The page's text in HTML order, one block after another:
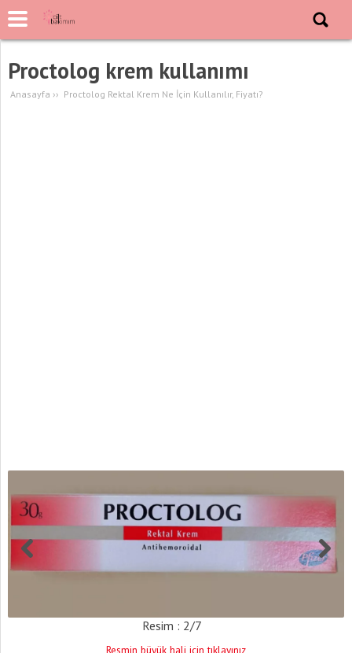
Proctolog krem kullanımı
Anasayfa ›› Proctolog Rektal Krem Ne İçin Kullanılır, Fiyatı?
Resim : 2/7
Resmin büyük hali için tıklayınız